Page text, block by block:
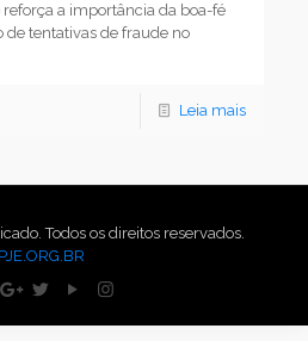
a importância da boa-fé
de tentativas de fraude no
Leia mais
Todos os direitos reservados.
PJE.ORG.BR